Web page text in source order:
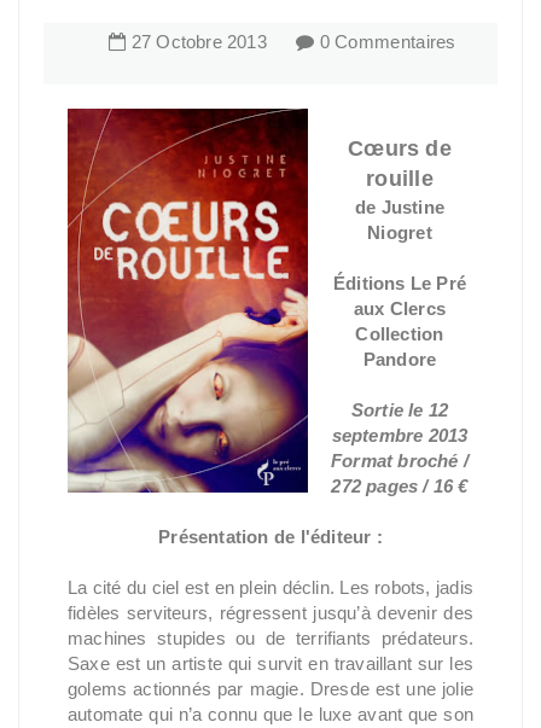
27 Octobre 2013 0 Commentaires
Cœurs de
rouille
de Justine
Niogret
Éditions Le Pré
aux Clercs
Collection
Pandore
Sortie le 12
septembre 2013
Format broché /
272 pages / 16 €
Présentation de l'éditeur :
La cité du ciel est en plein déclin. Les robots, jadis
fidèles serviteurs, régressent jusqu’à devenir des
machines stupides ou de terrifiants prédateurs.
Saxe est un artiste qui survit en travaillant sur les
golems actionnés par magie. Dresde est une jolie
automate qui n’a connu que le luxe avant que son